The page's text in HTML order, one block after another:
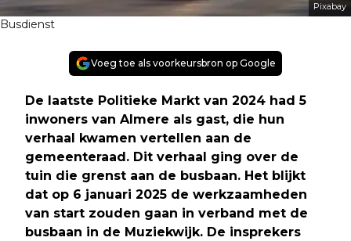
Pixabay
Busdienst
Voeg toe als voorkeursbron op Google
De laatste Politieke Markt van 2024 had 5
inwoners van Almere als gast, die hun
verhaal kwamen vertellen aan de
gemeenteraad. Dit verhaal ging over de
tuin die grenst aan de busbaan. Het blijkt
dat op 6 januari 2025 de werkzaamheden
van start zouden gaan in verband met de
busbaan in de Muziekwijk. De insprekers